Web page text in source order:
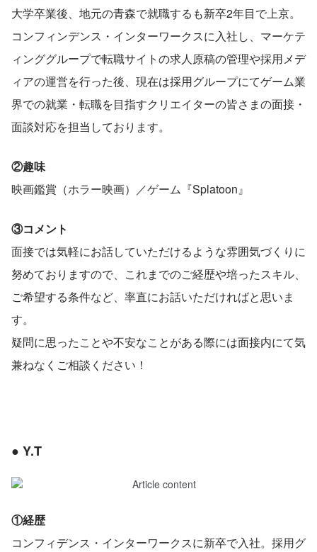
大学卒業後、地元の青森で就職するも新卒2年目で上京。
コンフィンデンス・インターワークスに入社し、マーケテ
ィンググループで転職サイトの求人原稿の管理や採用メデ
ィアの運営を行った後、現在は採用グループにてゲーム業
界での就業・転職を目指すクリエイターの皆さまの面接・
面談対応を担当しております。
②趣味
映画鑑賞（ホラー映画）／ゲーム『Splatoon』
③コメント
面接では気軽にお話していただけるような雰囲気づくりに
努めておりますので、これまでのご経歴や培ったスキル、
ご希望する条件など、率直にお話いただければと思いま
す。
疑問に思ったことや不安なことがある際には面接内にて気
兼ねなくご相談ください！
● Y.T
①経歴
コンフィデンス・インターワークスに新卒で入社。採用グ